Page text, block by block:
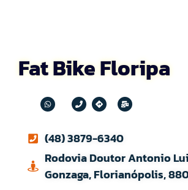
Fat Bike Floripa
(48) 3879-6340
Rodovia Doutor Antonio
Gonzaga, Florianópolis,